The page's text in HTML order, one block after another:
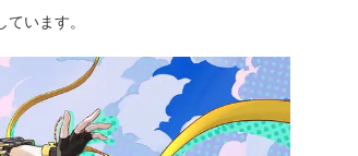
います。